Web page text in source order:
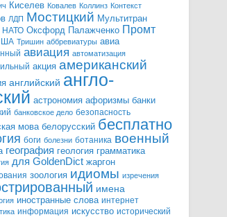
Киселев Ковалев Коллинз Контекст
ЛДП Мостицкий Мультитран
НАТО Оксфорд Палажченко Промт
Тришин аббревиатуры авиа
авиация автоматизация
акция американский
английский англо-
астрономия афоризмы банки
банковское дело безопасность
мова белорусский бесплатно
боги болезни ботаника военный
география геология грамматика
для GoldenDict жаргон
зоология идиомы изречения
имена
иностранные слова интернет
информация искусство исторический